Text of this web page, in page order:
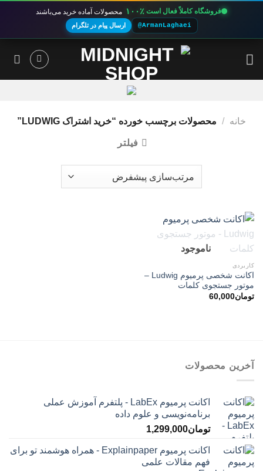
فروشگاه کاملاً فعال است ۱۰۰٪ محصولات آماده خرید می‌باشند
@ArmanLaghaei ارسال پیام در تلگرام
خانه / محصولات برچسب خورده “خرید اشتراک LUDWIG”
فیلتر
ناموجود
کاربردی
اکانت شخصی پرمیوم Ludwig –
موتور جستجوی کلمات
تومان60,000
آخرین محصولات
اکانت پرمیوم LabEx - پلتفرم آموزش عملی
برنامه‌نویسی و علوم داده
تومان1,299,000
اکانت پرمیوم Explainpaper - همراه هوشمند تو برای
فهم مقالات علمی